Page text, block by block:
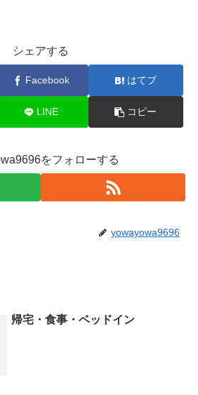
シェアする
Facebook はてブ
LINE コピー
をフォローする
yowayowa9696
帰宅・食事・ベッドイン